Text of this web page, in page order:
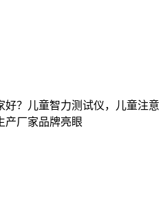
好？儿童智力测试仪，儿童注意
产厂家品牌亮眼